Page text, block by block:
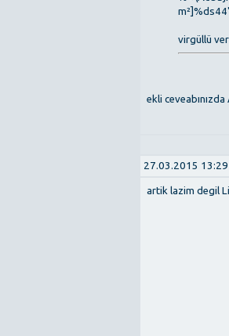
virgüllü
ekli
27.03.2015 13:29
artik lazim degil